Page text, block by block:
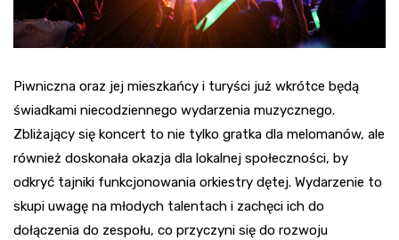
Piwniczna oraz jej mieszkańcy i turyści już wkrótce będą
świadkami niecodziennego wydarzenia muzycznego.
Zbliżający się koncert to nie tylko gratka dla melomanów, ale
również doskonała okazja dla lokalnej społeczności, by
odkryć tajniki funkcjonowania orkiestry dętej. Wydarzenie to
skupi uwagę na młodych talentach i zachęci ich do
dołączenia do zespołu, co przyczyni się do rozwoju